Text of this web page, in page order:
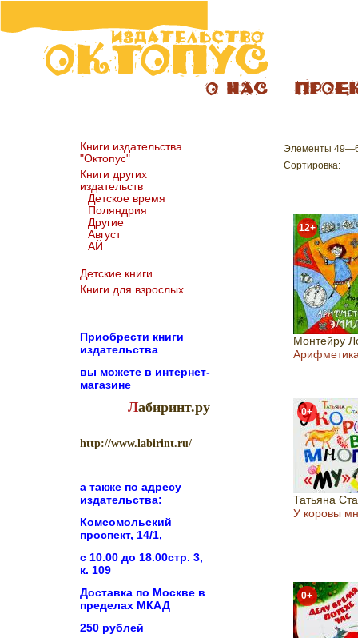
Книги издательства
"Октопус"
Книги других
издательств
Детское время
Поляндрия
Другие
Август
АЙ
Детские книги
Книги для взрослых
Приобрести книги
издательства
вы можете в интернет-
магазине
Лабиринт.ру
http://www.labirint.ru/
а также по адресу
издательства:
Комсомольский
проспект, 14/1,
с 10.00 до 18.00стр. 3,
к. 109
Доставка по Москве в
пределах МКАД
250 рублей
Элементы
Сортировка:
12+
Монтейру
0+
Татьяна
У коровы
0+